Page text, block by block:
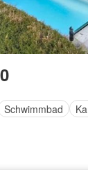
Schwimmbad